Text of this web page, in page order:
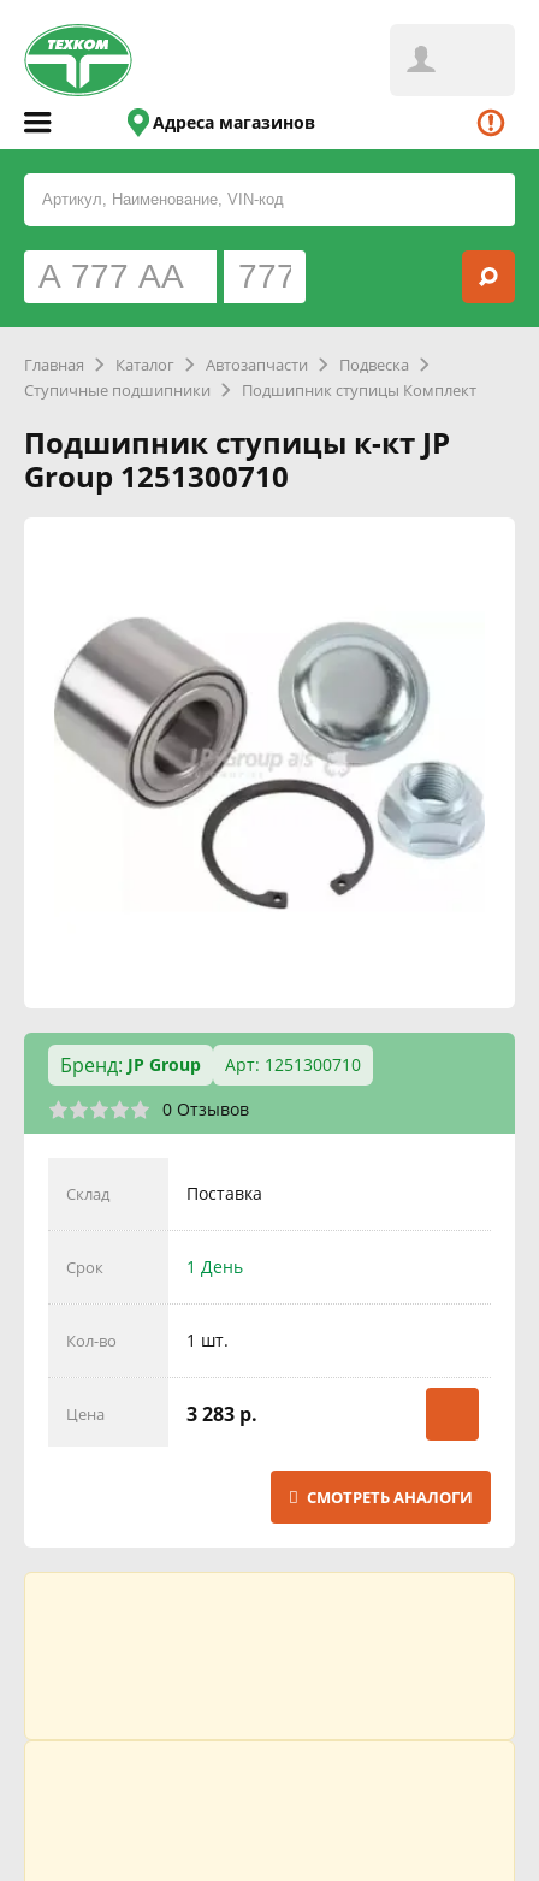
Адреса магазинов
Главная Каталог Автозапчасти
Подвеска
Ступичные подшипники
Подшипник ступицы Комплект
Подшипник ступицы к-кт JP
Group 1251300710
Бренд: JP Group
Арт: 1251300710
0 Отзывов
Склад Поставка
Срок 1 День
Кол-во 1 шт.
Цена 3 283 р.
СМОТРЕТЬ АНАЛОГИ